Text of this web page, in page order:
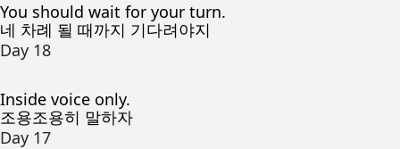
You should wait for your turn.
네 차례 될 때까지 기다려야지
Day 18
Inside voice only.
조용조용히 말하자
Day 17